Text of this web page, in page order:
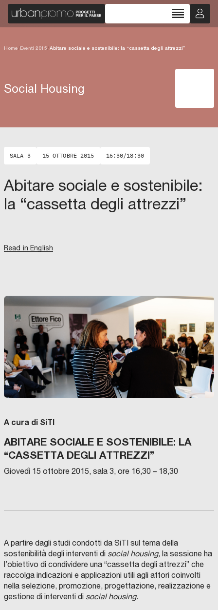
reorder
Home/Eventi 2015/Abitare sociale e sostenibile: la “cassetta degli attrezzi”
Social Housing
SALA 3 15 OTTOBRE 2015 16:30/18:30
Abitare sociale e sostenibile:
la “cassetta degli attrezzi”
Read in English
A cura di SiTI
ABITARE SOCIALE E SOSTENIBILE: LA
“CASSETTA DEGLI ATTREZZI”
Giovedì 15 ottobre 2015, sala 3, ore 16,30 – 18,30
A partire dagli studi condotti da SiTI sul tema della
sostenibilità degli interventi di social housing, la sessione ha
l’obiettivo di condividere una “cassetta degli attrezzi” che
raccolga indicazioni e applicazioni utili agli attori coinvolti
nella selezione, promozione, progettazione, realizzazione e
gestione di interventi di social housing.